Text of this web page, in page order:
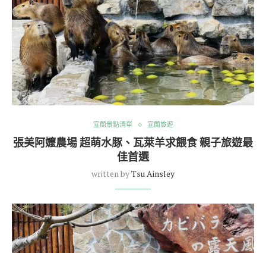
宜蘭景點清單 宜蘭旅遊
張美阿嬤農場 超萌水豚、瓦萊羊求餵食 親子旅遊最
佳首選
written byTsu Ainsley